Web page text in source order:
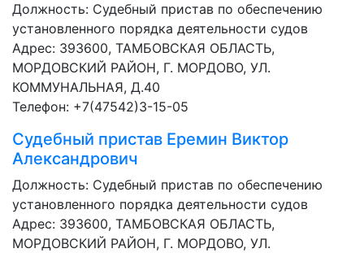
Должность: Судебный пристав по обеспечению
установленного порядка деятельности судов
Адрес: 393600, ТАМБОВСКАЯ ОБЛАСТЬ,
МОРДОВСКИЙ РАЙОН, Г. МОРДОВО, УЛ.
КОММУНАЛЬНАЯ, Д.40
Телефон: +7(47542)3-15-05
Судебный пристав Еремин Виктор
Александрович
Должность: Судебный пристав по обеспечению
установленного порядка деятельности судов
Адрес: 393600, ТАМБОВСКАЯ ОБЛАСТЬ,
МОРДОВСКИЙ РАЙОН, Г. МОРДОВО, УЛ.